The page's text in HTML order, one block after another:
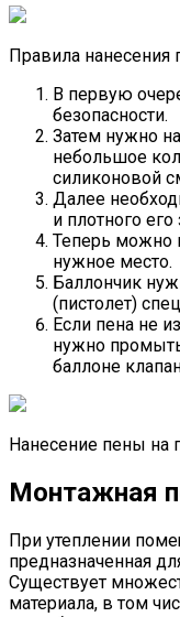
Правила нанесения
В первую
безопасности.
Затем нужно
небольшое
силиконовой
Далее
и плотного его
Теперь можно
нужное место.
Баллончик
(пистолет)
Если пена не
нужно
баллоне
Нанесение пены на
Монтажная
При утеплении
предназначенная
Существует
материала, в том